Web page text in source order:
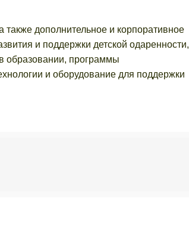
дополнительное и корпоративное
и поддержки детской одаренности,
образовании, программы
и оборудование для поддержки